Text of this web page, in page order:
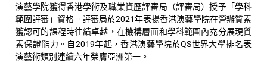
演藝學院獲得香港學術及職業資歷評審局（評審局）授予「學科
範圍評審」資格。評審局於2021年表揚香港演藝學院在營辦質素
獲認可的課程時往績卓越，在機構層面和學科範圍內充分展現質
素保證能力。自2019年起，香港演藝學院於QS世界大學排名表
演藝術類別連續六年榮膺亞洲第一。